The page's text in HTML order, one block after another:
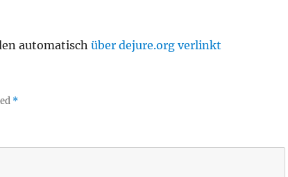
automatischüber dejure.org verlinkt
*